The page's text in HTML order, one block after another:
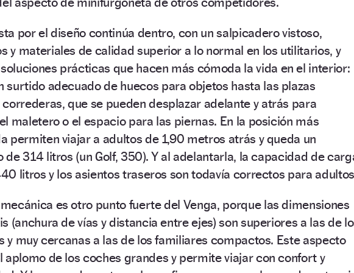
por el diseño continúa dentro, con un salpicadero vistoso,
y materiales de calidad superior a lo normal en los utilitarios, y
prácticas que hacen más cómoda la vida en el interior:
surtido adecuado de huecos para objetos hasta las plazas
que se pueden desplazar adelante y atrás para
maletero o el espacio para las piernas. En la posición más
permiten viajar a adultos de 1,90 metros atrás y queda un
de 314 litros (un Golf, 350). Y al adelantarla, la capacidad de
litros y los asientos traseros son todavía correctos para
es otro punto fuerte del Venga, porque las dimensiones
(anchura de vías y distancia entre ejes) son superiores a las de
y muy cercanas a las de los familiares compactos. Este aspecto
aplomo de los coches grandes y permite viajar con confort y